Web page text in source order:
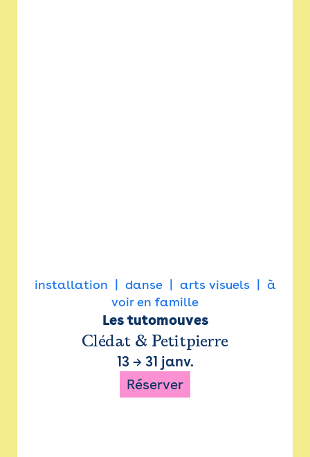
installation danse arts visuels
à
voir en famille
Les tutomouves
Clédat & Petitpierre
13→ 31 janv.
Réserver